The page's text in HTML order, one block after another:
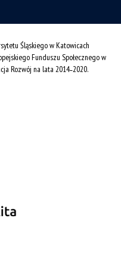
Śląskiego w Katowicach
Funduszu Społecznego w
Rozwój na lata 2014˗2020.